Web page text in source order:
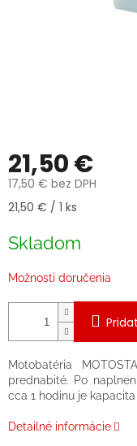
21,50 €
17,50 € bez DPH
Jednotková
21,50 € / 1 ks
Skladom
Možnosti doručenia
Motobatéria
prednabité. Po
cca 1 hodinu je
Detailné informácie